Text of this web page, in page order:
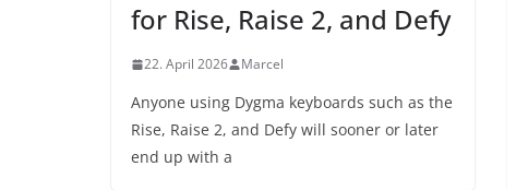
for Rise, Raise 2, and Defy
22. April 2026 Marcel
Anyone using Dygma keyboards such as the
Rise, Raise 2, and Defy will sooner or later
end up with a